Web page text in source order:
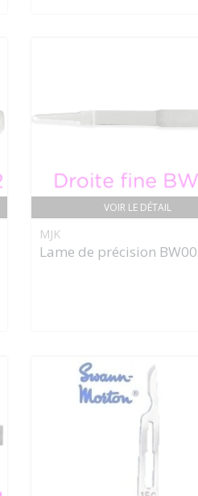
VOIR LE DÉTAIL
MJK
Lame de précision